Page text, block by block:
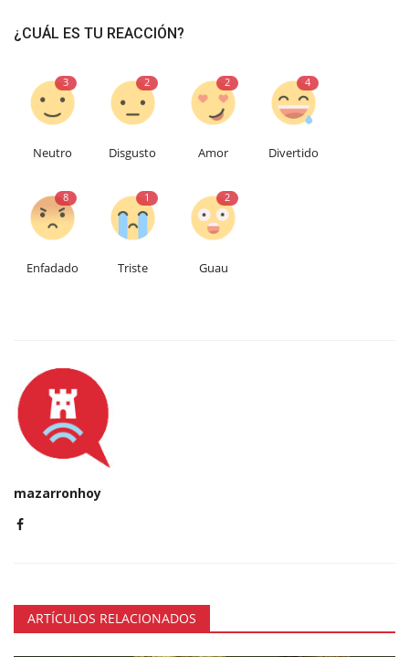
¿CUÁL ES TU REACCIÓN?
3
Neutro
2
Disgusto
2
Amor
4
Divertido
8
Enfadado
1
Triste
2
Guau
mazarronhoy
ARTÍCULOS RELACIONADOS